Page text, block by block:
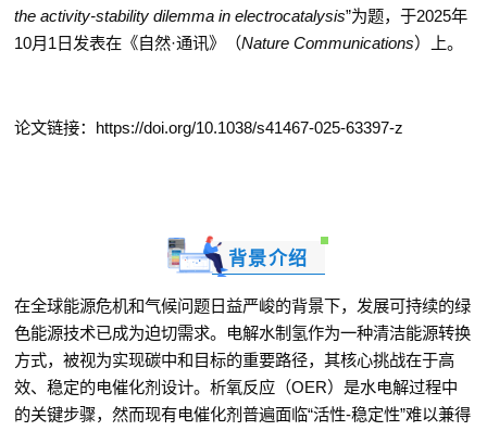
the activity-stability dilemma in electrocatalysis”为题，于2025年
10月 1 日发表在《自然·通讯》（Nature Communications）上。
论文链接： https://doi.org/10.1038/s41467-025-63397-z
背景介绍
在全球能源危机和气候问题日益严峻的背景下，发展可持续的绿
色能源技术已成为迫切需求。电解水制氢作为一种清洁能源转换
方式，被视为实现碳中和目标的重要路径，其核心挑战在于高
效、稳定的电催化剂设计。析氧反应（OER）是水电解过程中
的关键步骤，然而现有电催化剂普遍面临“活性-稳定性”难以兼得